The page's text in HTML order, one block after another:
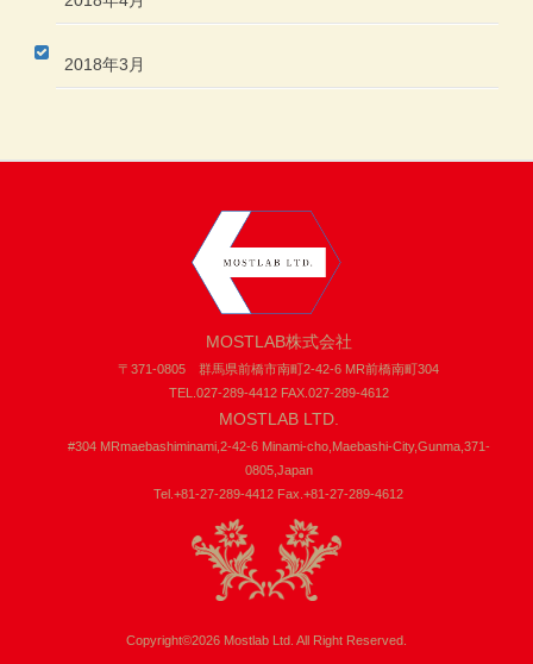
2018年3月
MOSTLAB株式会社
〒371-0805 群馬県前橋市南町2-42-6 MR前橋南町304
TEL.027-289-4412 FAX.027-289-4612
MOSTLAB LTD.
#304 MRmaebashiminami,2-42-6 Minami-cho,Maebashi-City,Gunma,371-
0805,Japan
Tel.+81-27-289-4412 Fax.+81-27-289-4612
Copyright©2026 Mostlab Ltd. All Right Reserved.